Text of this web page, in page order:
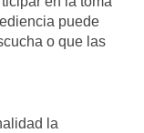
puede
o que las
la